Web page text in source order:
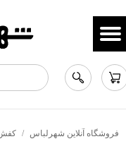
حساب کاربری من
تغییر گذر واژه
سفارشات
خروج از حساب کاربری
فروشگاه آنلاین شهرلباس کفش